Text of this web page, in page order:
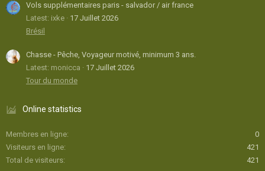
Vols supplémentaires paris - salvador / air france
Latest: ixke
17 Juillet 2026
Brésil
Chasse - Pêche, Voyageur motivé, minimum 3 ans.
Latest: monicca
17 Juillet 2026
Tour du monde
Online statistics
Membres en ligne
0
Visiteurs en ligne
421
Total de visiteurs
421